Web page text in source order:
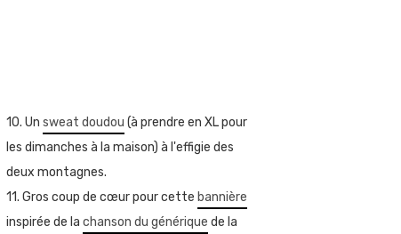
10. Un sweat doudou (à prendre en XL pour
les dimanches à la maison) à l'effigie des
deux montagnes.
11. Gros coup de cœur pour cette bannière
inspirée de la chanson du générique de la